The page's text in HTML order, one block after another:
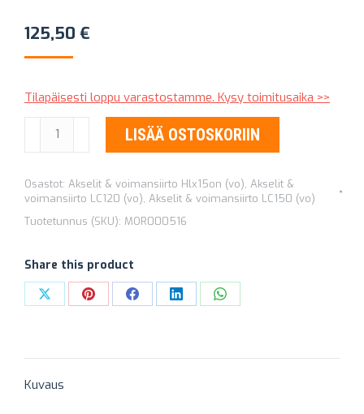
125,50 €
Tilapäisesti loppu varastostamme. Kysy toimitusaika >>
ETUPYÖRÄNLAAKERI
TOYOTA
CRUISER
120
150
määrä
LISÄÄ OSTOSKORIIN
Osastot: Akselit & voimansiirto Hlx15on (vo), Akselit &
voimansiirto LC120 (vo), Akselit & voimansiirto LC150 (vo)
Tuotetunnus (SKU): MOR000516
Share this product
Share Share Share Share Share
Kuvaus